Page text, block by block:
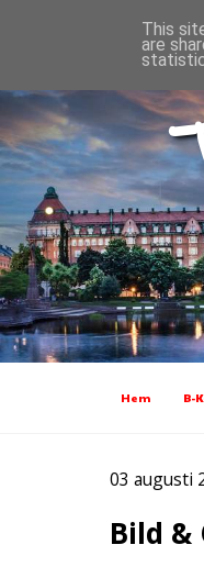
Hem B-
03 augusti
Bild &
This
are